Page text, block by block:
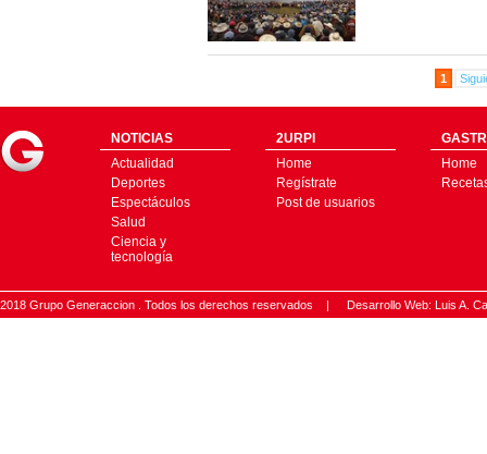
1
NOTICIAS
Actualidad
Deportes
Espectáculos
Salud
Ciencia y
tecnología
2URPI
Home
Regístrate
Post de usuarios
Home
2018 Grupo Generaccion . Todos los derechos reservados | Desarrollo Web: Luis